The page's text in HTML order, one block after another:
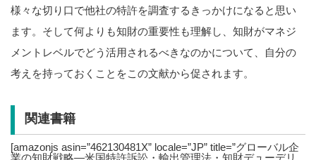
様々な切り口で他社の特許を調査するきっかけになると思い
ます。そして何よりも知財の重要性も理解し、知財がマネジ
メントレベルでどう活用されるべきなのかについて、自分の
考えを持っておくことをこの文献から促されます。
関連書籍
[amazonjs asin=”462130481X” locale=”JP” title=”グローバル企
業の知財戦略―米国特許訴訟・輸出管理法・知財デューデリ